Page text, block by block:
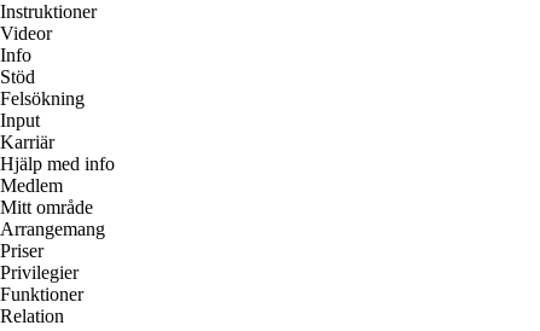
Instruktioner
Videor
Info
Stöd
Felsökning
Input
Karriär
Hjälp med info
Medlem
Mitt område
Arrangemang
Priser
Privilegier
Funktioner
Relation